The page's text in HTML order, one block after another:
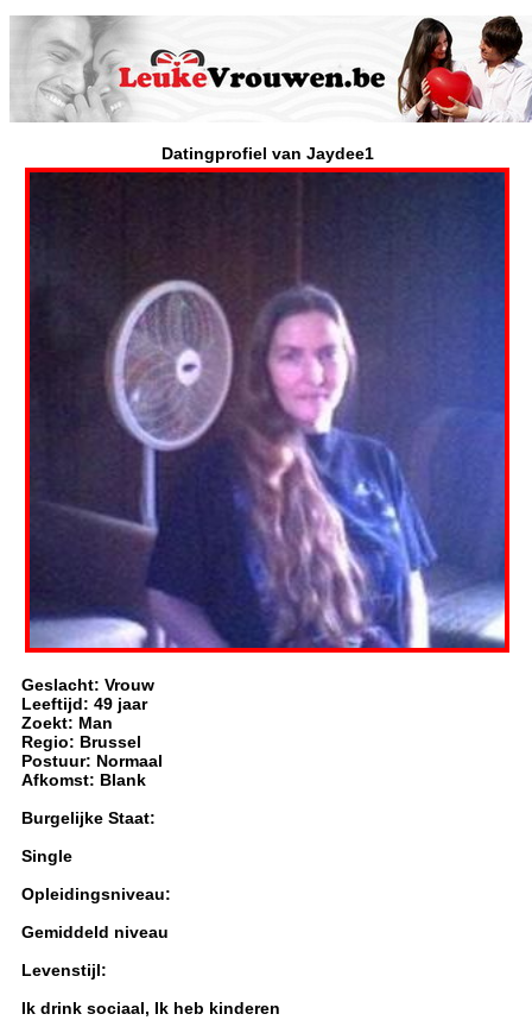
Datingprofiel van Jaydee1
Geslacht: Vrouw
Leeftijd: 49 jaar
Zoekt: Man
Regio: Brussel
Postuur: Normaal
Afkomst: Blank
Burgelijke Staat:
Single
Opleidingsniveau:
Gemiddeld niveau
Levenstijl:
Ik drink sociaal, Ik heb kinderen